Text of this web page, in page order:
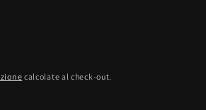
calcolate al check-out.